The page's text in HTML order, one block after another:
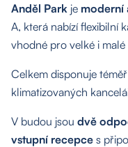
Anděl Park je moderní
A, která nabízí flexibilní
vhodné pro velké i
Celkem disponuje
klimatizovaných
V budou jsou dvě
vstupní recepce s